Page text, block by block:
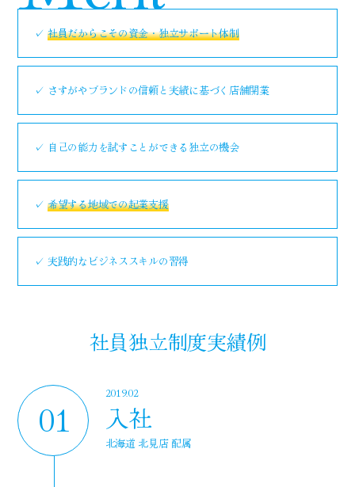
✓ 社員だからこその資金・独立サポート体制
✓ さすがやブランドの信頼と実績に基づく店舗開業
✓ 自己の能力を試すことができる独立の機会
✓ 希望する地域での起業支援
✓ 実践的なビジネススキルの習得
社員独立制度実績例
01
2019.02
入社
北海道 北見店 配属